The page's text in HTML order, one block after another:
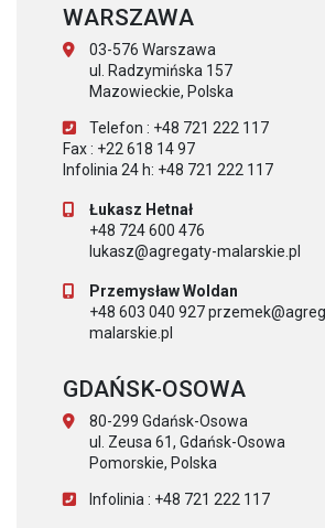
WARSZAWA
03-576 Warszawa
ul. Radzymińska 157
Mazowieckie, Polska
Telefon : +48 721 222 117
Fax : +22 618 14 97
Infolinia 24 h: +48 721 222 117
Łukasz Hetnał
+48 724 600 476
lukasz@agregaty-malarskie.pl
Przemysław Woldan
+48 603 040 927
malarskie.pl
GDAŃSK-OSOWA
80-299 Gdańsk-Osowa
ul. Zeusa 61, Gdańsk-Osowa
Pomorskie, Polska
Infolinia : +48 721 222 117